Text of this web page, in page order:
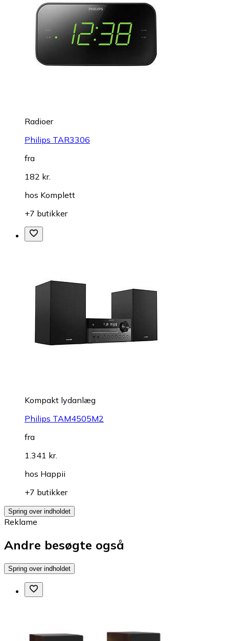
Radioer
Philips TAR3306
fra
182 kr.
hos Komplett
+7 butikker
Kompakt lydanlæg
Philips TAM4505M2
fra
1.341 kr.
hos Happii
+7 butikker
Spring over indholdet
Reklame
Andre besøgte også
Spring over indholdet